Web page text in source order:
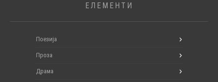
ЕЛЕМЕНТИ
Поезија
Проза
Драма